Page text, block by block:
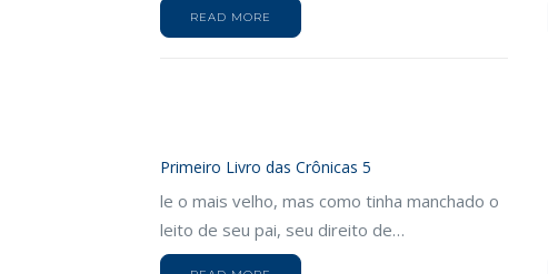
READ MORE
Primeiro Livro das Crônicas 5
le o mais velho, mas como tinha manchado o
leito de seu pai, seu direito de…